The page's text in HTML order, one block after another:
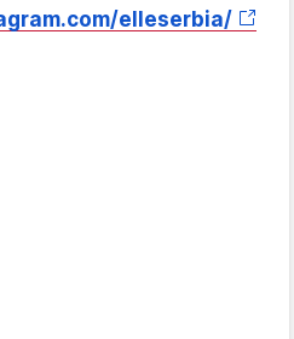
elleserbia/